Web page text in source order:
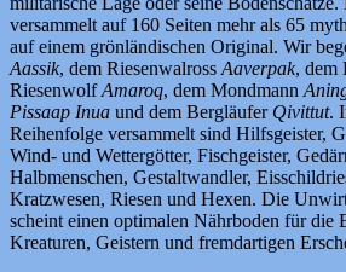
versammelt auf 160 Seiten mehr als 65
auf einem grönländischen Original. Wir
Aassik, dem RiesenwalrossAaverpak, dem
RiesenwolfAmaroq, dem Mondmann
Pissaap Inua und dem Bergläufer Qivittut.
Reihenfolge versammelt sind Hilfsgeister,
Wind- und Wettergötter, Fischgeister,
Halbmenschen, Gestaltwandler,
Kratzwesen, Riesen und Hexen. Die
scheint einen optimalen Nährboden für die
Kreaturen, Geistern und fremdartigen